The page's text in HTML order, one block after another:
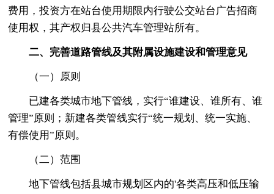
费用，投资方在站台使用期限内行驶公交站台广告招商
使用权，其产权归县公共汽车管理站所有。
二、完善道路管线及其附属设施建设和管理意见
（一）原则
已建各类城市地下管线，实行“谁建设、谁所有、谁
管理”原则；新建各类管线实行“统一规划、统一实施、
有偿使用”原则。
（二）范围
地下管线包括县城市规划区内的'各类高压和低压输